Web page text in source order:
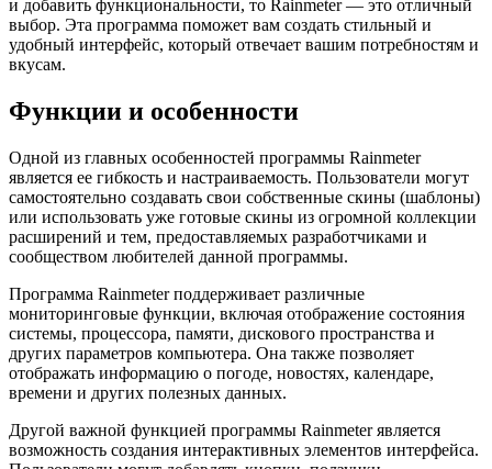
и добавить функциональности, то Rainmeter — это отличный
выбор. Эта программа поможет вам создать стильный и
удобный интерфейс, который отвечает вашим потребностям и
вкусам.
Функции и особенности
Одной из главных особенностей программы Rainmeter
является ее гибкость и настраиваемость. Пользователи могут
самостоятельно создавать свои собственные скины (шаблоны)
или использовать уже готовые скины из огромной коллекции
расширений и тем, предоставляемых разработчиками и
сообществом любителей данной программы.
Программа Rainmeter поддерживает различные
мониторинговые функции, включая отображение состояния
системы, процессора, памяти, дискового пространства и
других параметров компьютера. Она также позволяет
отображать информацию о погоде, новостях, календаре,
времени и других полезных данных.
Другой важной функцией программы Rainmeter является
возможность создания интерактивных элементов интерфейса.